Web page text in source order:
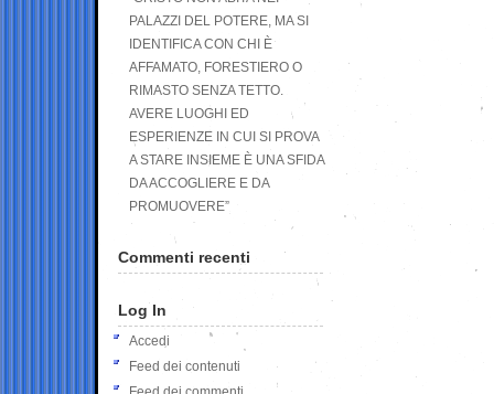
PALAZZI DEL POTERE, MA SI
IDENTIFICA CON CHI È
AFFAMATO, FORESTIERO O
RIMASTO SENZA TETTO.
AVERE LUOGHI ED
ESPERIENZE IN CUI SI PROVA
A STARE INSIEME È UNA SFIDA
DA ACCOGLIERE E DA
PROMUOVERE”
Commenti recenti
Log In
Accedi
Feed dei contenuti